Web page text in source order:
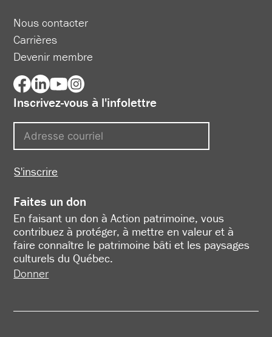
Nous contacter
Carrières
Devenir membre
Inscrivez-vous à l'infolettre
S'inscrire
Faites un don
En faisant un don à Action patrimoine, vous
contribuez à protéger, à mettre en valeur et à
faire connaître le patrimoine bâti et les paysages
culturels du Québec.
Donner